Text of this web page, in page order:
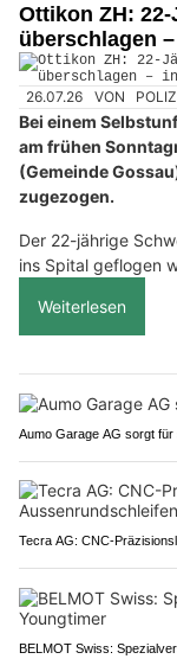
Ottikon ZH:
überschlagen
26.07.26 VON
Bei einem
am frühen
(Gemeinde
zugezogen.
Der 22-jährige
ins Spital geflogen
Weiterlesen
Aumo Garage AG sorgt
Tecra AG: CNC-
BELMOT Swiss: